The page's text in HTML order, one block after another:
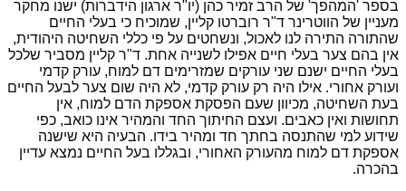
בספר 'המהפך' של הרב זמיר כהן (יו"ר ארגון הידברות) ישנו מחקר
מעניין של הווטרינר ד"ר רוברטו קליין, שמוכיח כי בעלי החיים
שהתורה התירה לנו לאכול, ונשחטים על פי כללי השחיטה היהודית,
אין בהם צער בעלי חיים אפילו לשנייה אחת. ד"ר קליין מסביר שלכל
בעלי החיים ישנם שני עורקים שמזרימים דם למוח, עורק קדמי
ועורק אחורי. אילו היה רק עורק קדמי, לא היה שום צער לבעל החיים
בעת השחיטה, מכיוון שעם הפסקת אספקת הדם למוח, אין
תחושות ואין כאבים. ועצם החיתוך החד והמהיר אינו כואב, כפי
שידוע למי שהתנסה בחתך חד ומהיר בידו. הבעיה היא שישנה
אספקת דם למוח מהעורק האחורי, ובגללו בעל החיים נמצא עדיין
בהכרה.